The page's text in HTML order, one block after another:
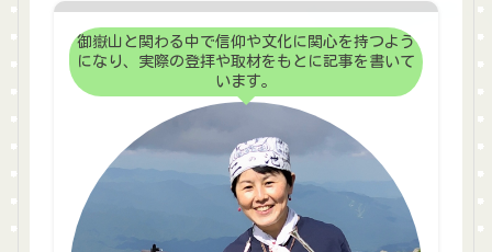
御嶽山と関わる中で信仰や文化に関心を持つよう
になり、実際の登拝や取材をもとに記事を書いて
います。